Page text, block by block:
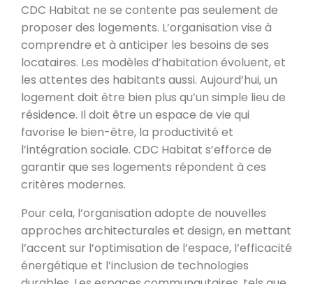
CDC Habitat ne se contente pas seulement de
proposer des logements. L’organisation vise à
comprendre et à anticiper les besoins de ses
locataires. Les modèles d’habitation évoluent, et
les attentes des habitants aussi. Aujourd’hui, un
logement doit être bien plus qu’un simple lieu de
résidence. Il doit être un espace de vie qui
favorise le bien-être, la productivité et
l’intégration sociale. CDC Habitat s’efforce de
garantir que ses logements répondent à ces
critères modernes.
Pour cela, l’organisation adopte de nouvelles
approches architecturales et design, en mettant
l’accent sur l’optimisation de l’espace, l’efficacité
énergétique et l’inclusion de technologies